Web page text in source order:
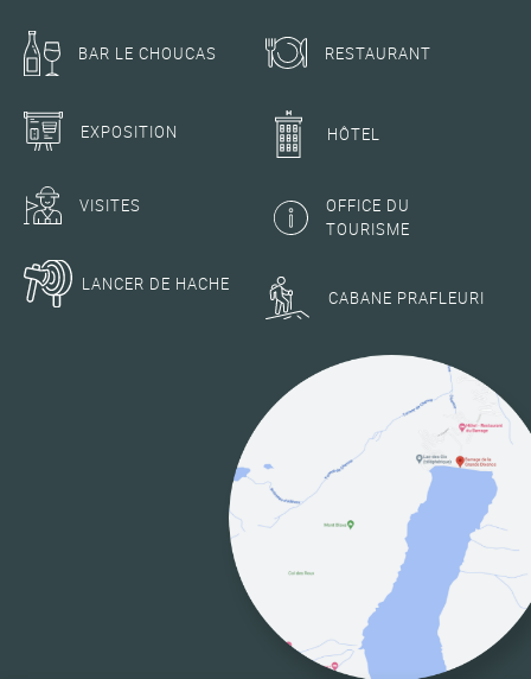
BAR LE CHOUCAS
EXPOSITION
VISITES
LANCER DE HACHE
RESTAURANT
HÔTEL
OFFICE DU
TOURISME
CABANE PRAFLEURI